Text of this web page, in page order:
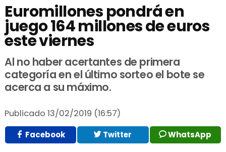
Euromillones pondrá en
juego 164 millones de euros
este viernes
Al no haber acertantes de primera
categoría en el último sorteo el bote se
acerca a su máximo.
Publicado 13/02/2019 (16:57)
Facebook Twitter WhatsApp